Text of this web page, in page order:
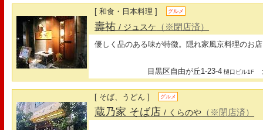
[ 和食・日本料理 ] グルメ
壽祐/ ジュスケ （※閉店済）
優しく品のある味が特徴。隠れ家風京料理のお
目黒区自由が丘1-23-4 樋口ビル1F
[ そば、うどん ] グルメ
蔵乃家 そば店/ くらのや （※閉店済）